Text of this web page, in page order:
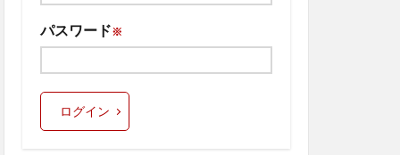
パスワード※
ログイン